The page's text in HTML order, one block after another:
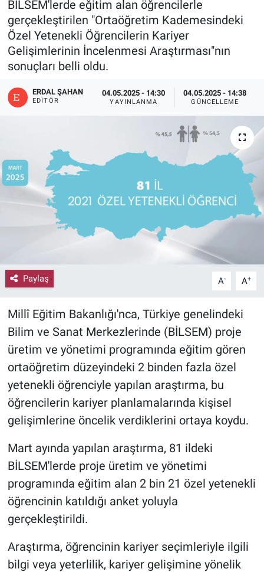
BİLSEM'lerde eğitim alan öğrencilerle
gerçekleştirilen "Ortaöğretim Kademesindeki
Özel Yetenekli Öğrencilerin Kariyer
Gelişimlerinin İncelenmesi Araştırması"nın
sonuçları belli oldu.
ERDAL ŞAHAN
EDITÖR
04.05.2025 - 14:30
YAYINLANMA
04.05.2025 - 14:38
GÜNCELLEME
Paylaş A- A+
Millî Eğitim Bakanlığı'nca, Türkiye genelindeki
Bilim ve Sanat Merkezlerinde (BİLSEM) proje
üretim ve yönetimi programında eğitim gören
ortaöğretim düzeyindeki 2 binden fazla özel
yetenekli öğrenciyle yapılan araştırma, bu
öğrencilerin kariyer planlamalarında kişisel
gelişimlerine öncelik verdiklerini ortaya koydu.
Mart ayında yapılan araştırma, 81 ildeki
BİLSEM'lerde proje üretim ve yönetimi
programında eğitim alan 2 bin 21 özel yetenekli
öğrencinin katıldığı anket yoluyla
gerçekleştirildi.
Araştırma, öğrencinin kariyer seçimleriyle ilgili
bilgi veya yeterlilik, kariyer gelişimine yönelik